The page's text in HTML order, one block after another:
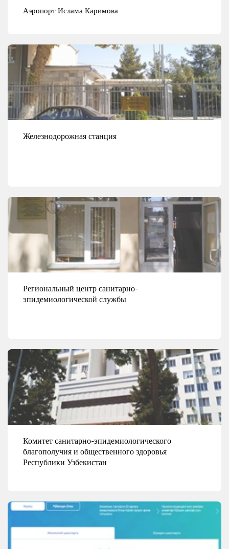
Аэропорт Ислама Каримова
Смотреть детали
Железнодорожная станция
Смотреть детали
Региональный центр санитарно-
эпидемиологической службы
Смотреть детали
Комитет санитарно-эпидемиологического
благополучия и общественного здоровья
Республики Узбекистан
Смотреть детали